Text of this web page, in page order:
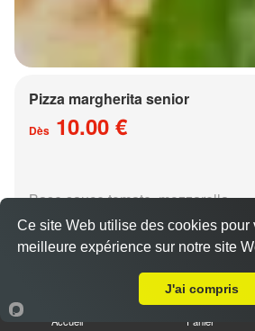
Pizza margherita senior
Dès 10.00 €
Base sauce tomate, mozzarella
Pizza régina senior
Accueil Panier
Ce site Web utilise des cookies pour
meilleure expérience sur notre site
J'ai compris